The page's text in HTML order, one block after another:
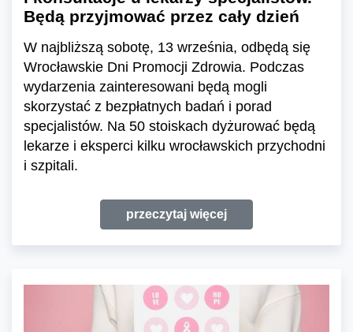
Będą przyjmować przez cały dzień
W najbliższą sobotę, 13 września, odbędą się
Wrocławskie Dni Promocji Zdrowia. Podczas
wydarzenia zainteresowani będą mogli
skorzystać z bezpłatnych badań i porad
specjalistów. Na 50 stoiskach dyżurować będą
lekarze i eksperci kilku wrocławskich przychodni
i szpitali.
przeczytaj więcej